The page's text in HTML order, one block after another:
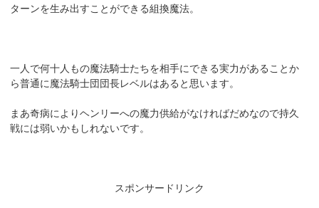
ターンを生み出すことができる組換魔法。
一人で何十人もの魔法騎士たちを相手にできる実力があることか
ら普通に魔法騎士団団長レベルはあると思います。
まあ奇病によりヘンリーへの魔力供給がなければだめなので持久
戦には弱いかもしれないです。
スポンサードリンク